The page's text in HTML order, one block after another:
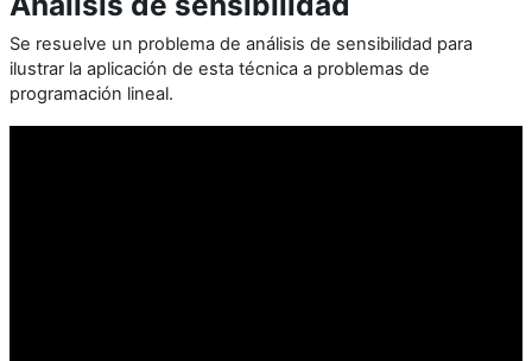
Se resuelve un problema de análisis de sensibilidad para
ilustrar la aplicación de esta técnica a problemas de
programación lineal.